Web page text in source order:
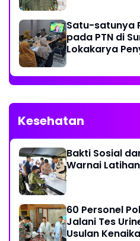
Satu-satunya
pada PTN di
Lokakarya
Kesehatan
Bakti Sosial
Warnai
60 Personel
Jalani Tes
Usulan